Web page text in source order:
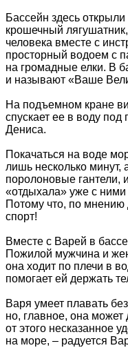
Бассейн здесь
крошечный
человека вместе с
просторный водоем с
на громадные елки. В
и называют «Ваше
На подъемном кране
спускает ее в воду под
Дениса.
Покачаться на воде
лишь несколько минут,
поролоновые гантели,
«отдыхала» уже с
Потому что, по мнению
спорт!
Вместе с Варей в
Пожилой мужчина и
она ходит по плечи в
помогает ей держать
Варя умеет плавать
но, главное, она может
от этого несказанное
на море, – радуется